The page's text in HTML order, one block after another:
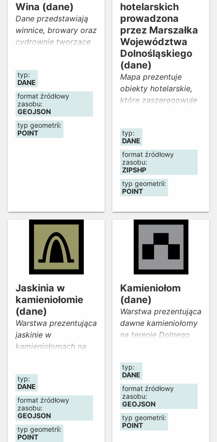
podstawie informacji
otrzymanych od
właścicieli i
zarządców obiektów.
Wina (dane)
Dane przedstawiają
winnice, browary oraz
cydrownie tworzące
Zawierają informacje
o lokalizacji obiektów
oraz dane
kontaktowe.
Aktualność danych:
marzec 2024 r.
typ:
DANE
format źródłowy
zasobu:
GEOJSON
typ geometrii:
POINT
hotelarskich
prowadzona
przez Marszałka
Województwa
Dolnośląskiego
(dane)
Mapa prezentuje
obiekty hotelarskie,
które zaszeregowuje
kategorię, prowadzi
ich ewidencję
Marszałek
Województwa
Dolnośląskiego. (Na
podstawie art. 38
turystycznych.)
Skategoryzowano
392 obiekty
hotelarskie.
Aktualność danych:
styczeń 2025 r.
typ:
DANE
format źródłowy
zasobu:
ZIPSHP
typ geometrii:
POINT
Jaskinia w
kamieniołomie
(dane)
Warstwa prezentująca
jaskinie w
kamieniołomach na
typ:
DANE
format źródłowy
zasobu:
GEOJSON
typ geometrii:
POINT
Kamieniołom
(dane)
Warstwa prezentująca
dawne kamieniołomy
na terenie Dolnego
typ:
DANE
format źródłowy
zasobu:
GEOJSON
typ geometrii:
POINT